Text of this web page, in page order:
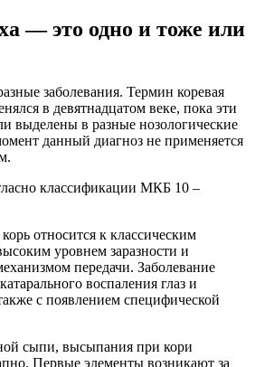
— это одно и тоже или
заболевания. Термин коревая
в девятнадцатом веке, пока эти
выделены в разные нозологические
данный диагноз не применяется
классификации МКБ 10 –
относится к классическим
уровнем заразности и
передачи. Заболевание
воспаления глаз и
с появлением специфической
сыпи, высыпания при кори
Первые элементы возникают за